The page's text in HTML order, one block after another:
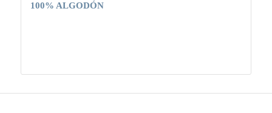
100% ALGODÓN